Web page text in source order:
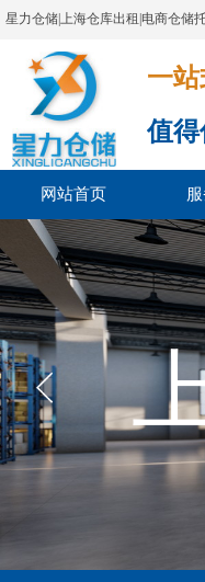
星力仓储|上海仓库出租|电商仓储
一
值
网站首页